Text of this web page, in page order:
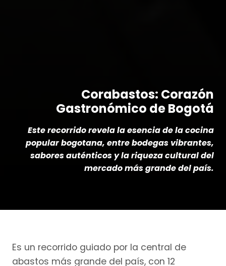
Corabastos: Corazón
Gastronómico de Bogotá
Este recorrido revela la esencia de la cocina
popular bogotana, entre bodegas vibrantes,
sabores auténticos y la riqueza cultural del
mercado más grande del país.
Es un recorrido guiado por la central de
abastos más grande del país, con 12